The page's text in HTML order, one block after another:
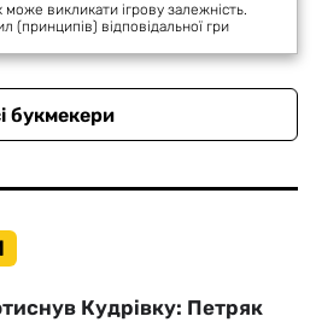
може викликати ігрову залежність.
(принципів) відповідальної гри
букмекери
Кудрівку: Петряк